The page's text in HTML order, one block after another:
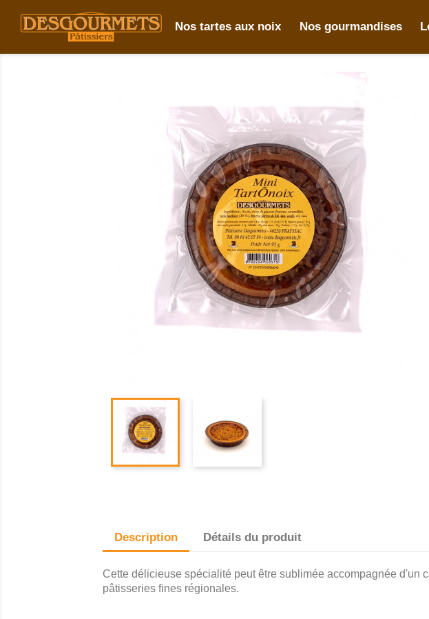
Nos tartes aux noix Nos gourmandises
Description Détails du produit
Cette délicieuse spécialité peut être sublimée accompagnée
pâtisseries fines régionales.